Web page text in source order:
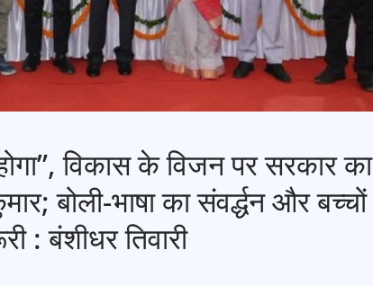
विकास के विजन पर सरकार का
बोली-भाषा का संवर्द्धन और बच्चों
: बंशीधर तिवारी